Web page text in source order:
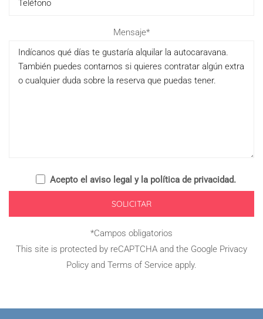
Mensaje*
Acepto el aviso legal y la política de privacidad.
*Campos obligatorios
This site is protected by reCAPTCHA and the Google Privacy
Policy and Terms of Service apply.